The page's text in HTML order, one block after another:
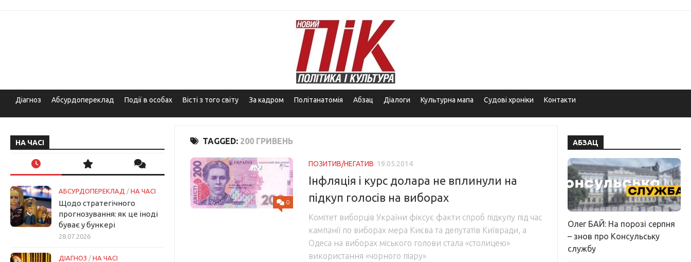
Діагноз Абсурдопереклад Події в особах Вісті з того світу За кадром Політанатомія Абзац Діалоги Культурна мапа Судові хроніки Контакти
TAGGED: 200 ГРИВЕНЬ
0
ПОЗИТИВ/НЕГАТИВ 19.05.2014
Інфляція і курс долара не вплинули на
підкуп голосів на виборах
Комітет виборців України фіксує факти спроб підкупу під час
кампанії по виборах мера Києва та депутатів Київради, а
Одеса на виборах міського голови стала «столицею»
використання «чорного піару»
НА ЧАСІ
АБСУРДОПЕРЕКЛАД / НА ЧАСІ
Щодо стратегічного
прогнозування: як це іноді
буває у бункері
28.07.2026
ДІАГНОЗ / НА ЧАСІ
АБЗАЦ
Олег БАЙ: На порозі серпня
– знов про Консульську
службу